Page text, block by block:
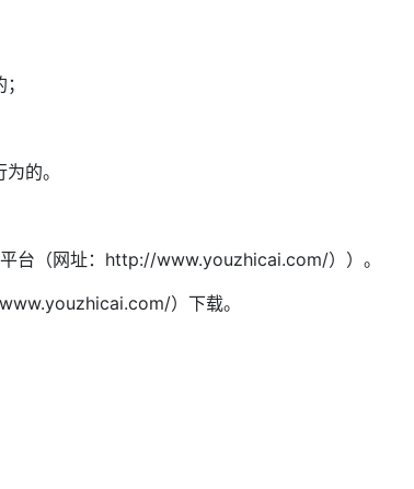
的。
台（网址：http://www.youzhicai.com/））。
）下载。